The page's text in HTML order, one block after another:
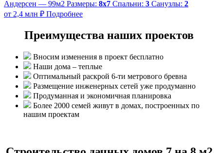
Андерсен — 99м2 Размеры: 8х7 Спальни: 3 Санузлы: 2
от 2,4 млн ₽ Подробнее
Преимущества наших проектов
Вносим изменения в проект бесплатно
Наши дома – теплые
Оптимальный раскрой 6-ти метрового бревна
Размещение инженерных сетей уже продуманно
Продуманная и экономичная планировка
Более 2000 семей живут в домах, построенных по
нашим проектам